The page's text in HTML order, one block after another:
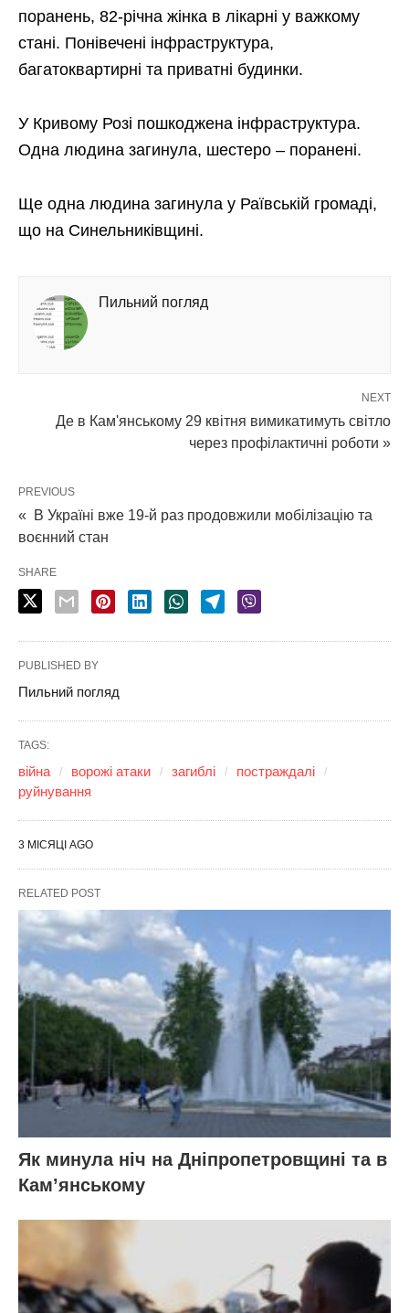
поранень, 82-річна жінка в лікарні у важкому
стані. Понівечені інфраструктура,
багатоквартирні та приватні будинки.
У Кривому Розі пошкоджена інфраструктура.
Одна людина загинула, шестеро – поранені.
Ще одна людина загинула у Раївській громаді,
що на Синельниківщині.
Пильний погляд
NEXT
Де в Кам'янському 29 квітня вимикатимуть світло
через профілактичні роботи »
PREVIOUS
« В Україні вже 19-й раз продовжили мобілізацію та
воєнний стан
SHARE
PUBLISHED BY
Пильний погляд
TAGS:
війна ворожі атаки загиблі
постраждалі
руйнування
3 МІСЯЦІ AGO
RELATED POST
Як минула ніч на Дніпропетровщині та в
Кам’янському